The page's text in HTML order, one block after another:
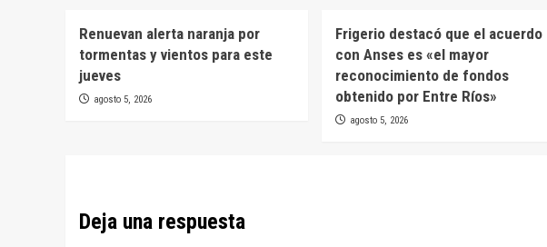
Renuevan alerta naranja por
tormentas y vientos para este
jueves
agosto 5, 2026
Frigerio destacó que el acuerdo
con Anses es «el mayor
reconocimiento de fondos
obtenido por Entre Ríos»
agosto 5, 2026
Deja una respuesta